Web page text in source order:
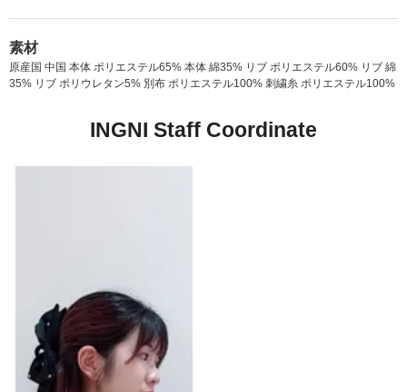
素材
原産国 中国 本体 ポリエステル65% 本体 綿35% リブ ポリエステル60% リブ 綿
35% リブ ポリウレタン5% 別布 ポリエステル100% 刺繍糸 ポリエステル100%
INGNI Staff Coordinate